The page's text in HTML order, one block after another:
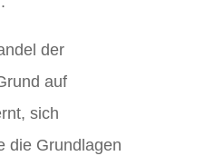
der
auf
sich
die Grundlagen